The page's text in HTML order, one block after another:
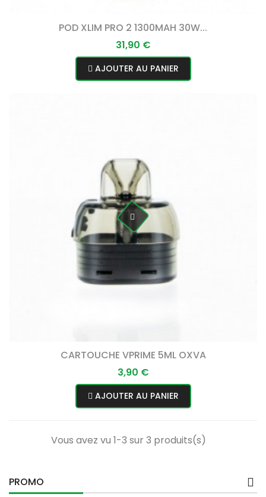
POD XLIM PRO 2 1300MAH 30W...
Prix
31,90 €
AJOUTER AU PANIER
CARTOUCHE VPRIME 5ML OXVA
Prix
3,90 €
AJOUTER AU PANIER
Vous avez vu 1-3 sur 3 produits(s)
PROMO